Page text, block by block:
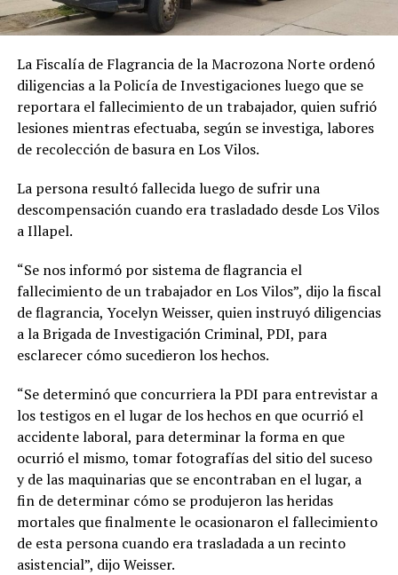
La Fiscalía de Flagrancia de la Macrozona Norte ordenó
diligencias a la Policía de Investigaciones luego que se
reportara el fallecimiento de un trabajador, quien sufrió
lesiones mientras efectuaba, según se investiga, labores
de recolección de basura en Los Vilos.
La persona resultó fallecida luego de sufrir una
descompensación cuando era trasladado desde Los Vilos
a Illapel.
“Se nos informó por sistema de flagrancia el
fallecimiento de un trabajador en Los Vilos”, dijo la fiscal
de flagrancia, Yocelyn Weisser, quien instruyó diligencias
a la Brigada de Investigación Criminal, PDI, para
esclarecer cómo sucedieron los hechos.
“Se determinó que concurriera la PDI para entrevistar a
los testigos en el lugar de los hechos en que ocurrió el
accidente laboral, para determinar la forma en que
ocurrió el mismo, tomar fotografías del sitio del suceso
y de las maquinarias que se encontraban en el lugar, a
fin de determinar cómo se produjeron las heridas
mortales que finalmente le ocasionaron el fallecimiento
de esta persona cuando era trasladada a un recinto
asistencial”, dijo Weisser.